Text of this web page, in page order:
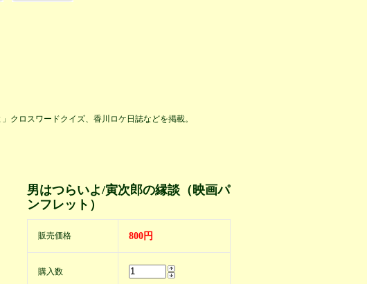
クロスワードクイズ、香川ロケ日誌などを掲載。
男はつらいよ/寅次郎の縁談（映画パ
ンフレット）
販売価格 800円
購入数